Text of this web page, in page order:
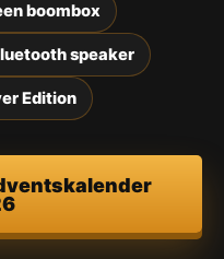
boombox
speaker
Edition